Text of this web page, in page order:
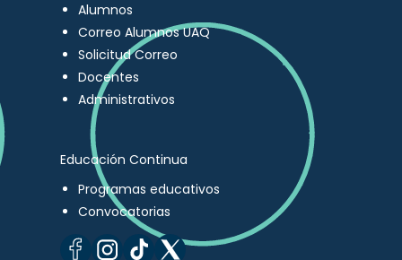
Alumnos
Correo Alumnos UAQ
Solicitud Correo
Docentes
Administrativos
Educación Continua
Programas educativos
Convocatorias